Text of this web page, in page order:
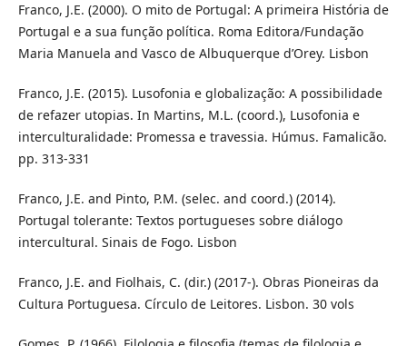
Franco, J.E. (2000). O mito de Portugal: A primeira História de
Portugal e a sua função política. Roma Editora/Fundação
Maria Manuela and Vasco de Albuquerque d’Orey. Lisbon
Franco, J.E. (2015). Lusofonia e globalização: A possibilidade
de refazer utopias. In Martins, M.L. (coord.), Lusofonia e
interculturalidade: Promessa e travessia. Húmus. Famalicão.
pp. 313-331
Franco, J.E. and Pinto, P.M. (selec. and coord.) (2014).
Portugal tolerante: Textos portugueses sobre diálogo
intercultural. Sinais de Fogo. Lisbon
Franco, J.E. and Fiolhais, C. (dir.) (2017-). Obras Pioneiras da
Cultura Portuguesa. Círculo de Leitores. Lisbon. 30 vols